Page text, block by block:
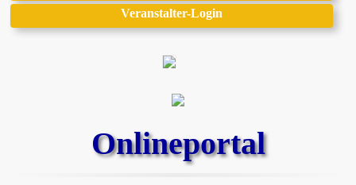
Veranstalter-Login
Onlineportal